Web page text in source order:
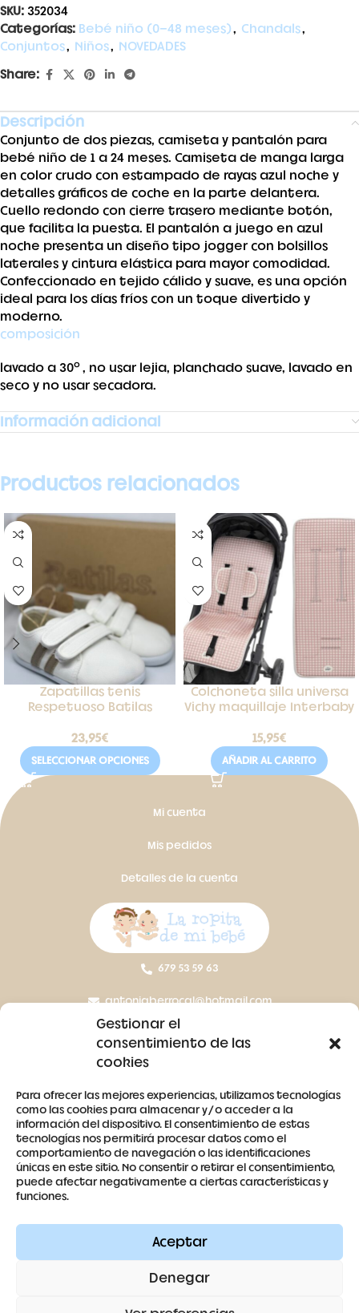
Gestionar el
consentimiento de las
cookies
Para ofrecer las mejores experiencias, utilizamos tecnologías
como las cookies para almacenar y/o acceder a la
información del dispositivo. El consentimiento de estas
tecnologías nos permitirá procesar datos como el
comportamiento de navegación o las identificaciones
únicas en este sitio. No consentir o retirar el consentimiento,
puede afectar negativamente a ciertas características y
funciones.
Aceptar
Denegar
SKU: 352034
Categorías: Bebé niño (0-48 meses), Chandals,
Conjuntos, Niños, NOVEDADES
Share:
Descripción
Conjunto de dos piezas, camiseta y pantalón para
bebé niño de 1 a 24 meses. Camiseta de manga larga
en color crudo con estampado de rayas azul noche y
detalles gráficos de coche en la parte delantera.
Cuello redondo con cierre trasero mediante botón,
que facilita la puesta. El pantalón a juego en azul
noche presenta un diseño tipo jogger con bolsillos
laterales y cintura elástica para mayor comodidad.
Confeccionado en tejido cálido y suave, es una opción
ideal para los días fríos con un toque divertido y
moderno.
composición
lavado a 30º, no usar lejia, planchado suave, lavado en
seco y no usar secadora.
Información adicional
Productos relacionados
Zapatillas tenis
Respetuoso Batilas
23,95€
SELECCIONAR OPCIONES
Colchoneta silla universa
Vichy maquillaje Interbaby
15,95€
AÑADIR AL CARRITO
Mi cuenta
Mis pedidos
Detalles de la cuenta
679 53 59 63
antoniaberrocal@hotmail.com
Contacto
Términos y condiciones
Política de cookies